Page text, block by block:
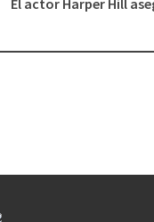
El actor Harper Hill